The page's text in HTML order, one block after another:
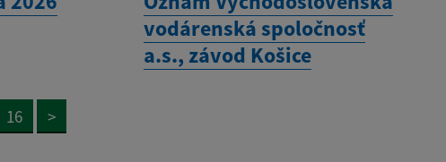
vodárenská spoločnosť
a.s., závod Košice
16 >